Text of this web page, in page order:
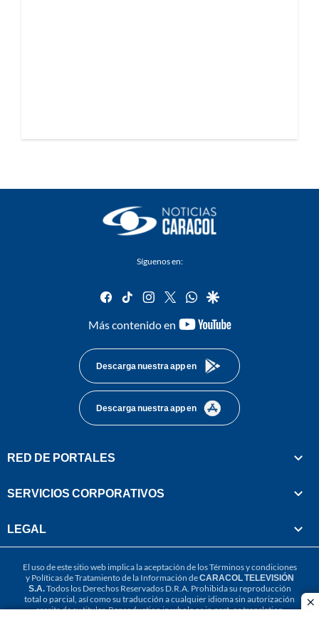
Síguenos en:
facebook
tiktok instagram
twitterwhatsapp
google
Más contenido en
youtube-
Descarga nuestra app en
Descarga nuestra app en
RED DE PORTALES
SERVICIOS CORPORATIVOS
LEGAL
El uso de este sitio web implica la aceptación de losTérminos y condiciones
y Políticas de Tratamiento de la Información deCARACOL TELEVISIÓN
S.A.Todos los Derechos Reservados D.R.A. Prohibida su reproducción
total o parcial, así como su traducción a cualquier idioma sin autorización
escrita de su titular. Reproduction in whole or in part, or translation